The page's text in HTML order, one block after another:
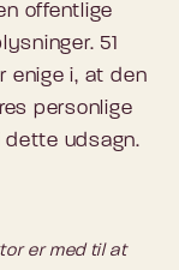
offentlige
51
enige i, at den
personlige
dette udsagn.
er med til at